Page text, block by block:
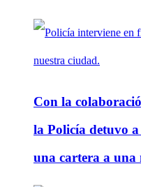
Con la
la Policía detuvo
una cartera a una